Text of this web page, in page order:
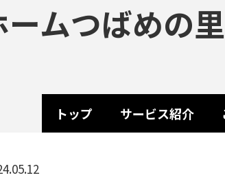
ムつばめの
トップ サービス紹介